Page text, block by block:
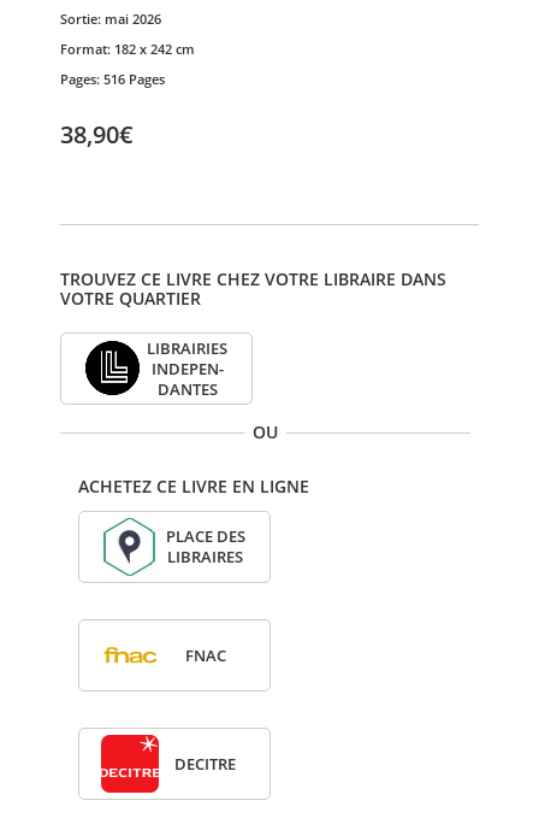
Sortie: mai 2026
Format: 182 x 242 cm
Pages: 516 Pages
38,90€
TROUVEZ CE LIVRE CHEZ VOTRE LIBRAIRE DANS
VOTRE QUARTIER
LIBRAI­RIES
INDE­PEN­
DANTES
OU
ACHETEZ CE LIVRE EN LIGNE
PLACE DES
LIBRAIRES
FNAC
DECITRE